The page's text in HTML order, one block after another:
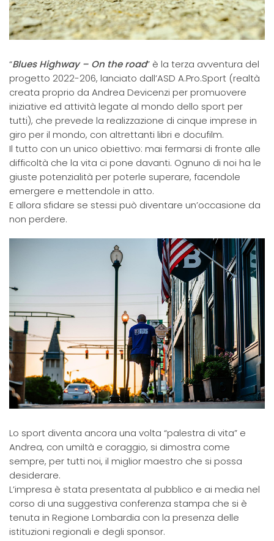
“Blues Highway – On the road” è la terza avventura del
progetto 2022-206, lanciato dall’ASD A.Pro.Sport (realtà
creata proprio da Andrea Devicenzi per promuovere
iniziative ed attività legate al mondo dello sport per
tutti), che prevede la realizzazione di cinque imprese in
giro per il mondo, con altrettanti libri e docufilm.
Il tutto con un unico obiettivo: mai fermarsi di fronte alle
difficoltà che la vita ci pone davanti. Ognuno di noi ha le
giuste potenzialità per poterle superare, facendole
emergere e mettendole in atto.
E allora sfidare se stessi può diventare un’occasione da
non perdere.
Lo sport diventa ancora una volta “palestra di vita” e
Andrea, con umiltà e coraggio, si dimostra come
sempre, per tutti noi, il miglior maestro che si possa
desiderare.
L’impresa è stata presentata al pubblico e ai media nel
corso di una suggestiva conferenza stampa che si è
tenuta in Regione Lombardia con la presenza delle
istituzioni regionali e degli sponsor.